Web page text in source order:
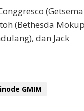
(Bethesda
dan Jack
GMIM